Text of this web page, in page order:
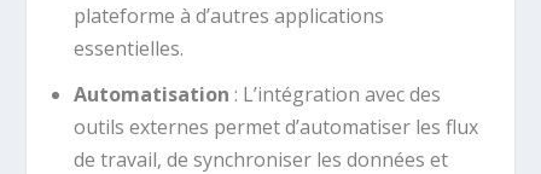
plateforme à d’autres applications
essentielles.
Automatisation : L’intégration avec des
outils externes permet d’automatiser les flux
de travail, de synchroniser les données et